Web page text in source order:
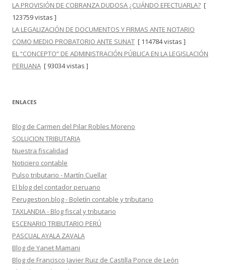
LA PROVISIÓN DE COBRANZA DUDOSA ¿CUÁNDO EFECTUARLA? [
123759 vistas ]
LA LEGALIZACIÓN DE DOCUMENTOS Y FIRMAS ANTE NOTARIO
COMO MEDIO PROBATORIO ANTE SUNAT [ 114784 vistas ]
EL “CONCEPTO” DE ADMINISTRACIÓN PÚBLICA EN LA LEGISLACIÓN
PERUANA [ 93034 vistas ]
ENLACES
Blog de Carmen del Pilar Robles Moreno
SOLUCION TRIBUTARIA
Nuestra fiscalidad
Noticiero contable
Pulso tributario - Martín Cuellar
El blog del contador peruano
Perugestion.blog - Boletín contable y tributario
TAXLANDIA - Blog fiscal y tributario
ESCENARIO TRIBUTARIO PERÚ
PASCUAL AYALA ZAVALA
Blog de Yanet Mamani
Blog de Francisco Javier Ruiz de Castilla Ponce de León